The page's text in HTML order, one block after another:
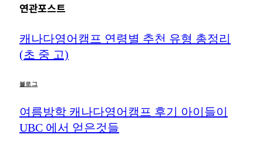
연관포스트
캐나다영어캠프 연령별 추천 유형 총정리
(초 중 고)
블로그
여름방학 캐나다영어캠프 후기 아이들이
UBC 에서 얻은것들